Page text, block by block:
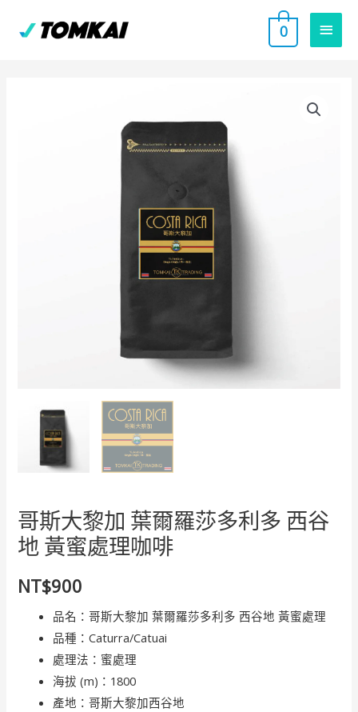
主
要
單
0
哥斯大黎加 葉爾羅莎多利多 西谷
地 黃蜜處理咖啡
NT$900
品名：哥斯大黎加 葉爾羅莎多利多 西谷地 黃蜜處理
品種：Caturra/Catuai
處理法：蜜處理
海拔 (m)：1800
產地：哥斯大黎加西谷地